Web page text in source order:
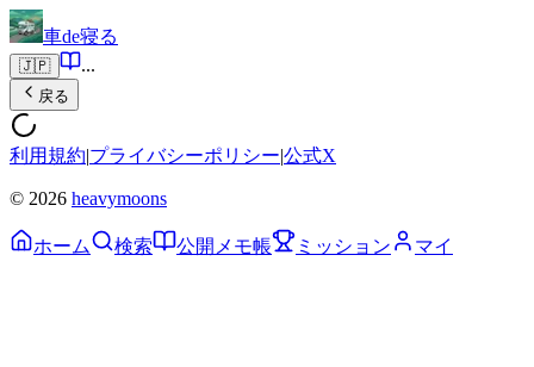
車de寝る
🇯🇵 ...
戻る
利用規約|プライバシーポリシー|公式X
© 2026 heavymoons
ホーム 検索 公開メモ帳 ミッション マイ